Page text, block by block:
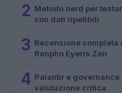
2 Metodo nerd per
con dati ripetibili
3 Recensione
Renpho Eyeris Zen
4 Palantir e
valutazione critica